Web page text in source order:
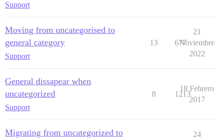
Support
Moving from uncategorised to
general category
Support
13 677
21
Noviembre
2022
General dissapear when
uncategorized
Support
8 1213
18 Febrero
2017
Migrating from uncategorized to
24